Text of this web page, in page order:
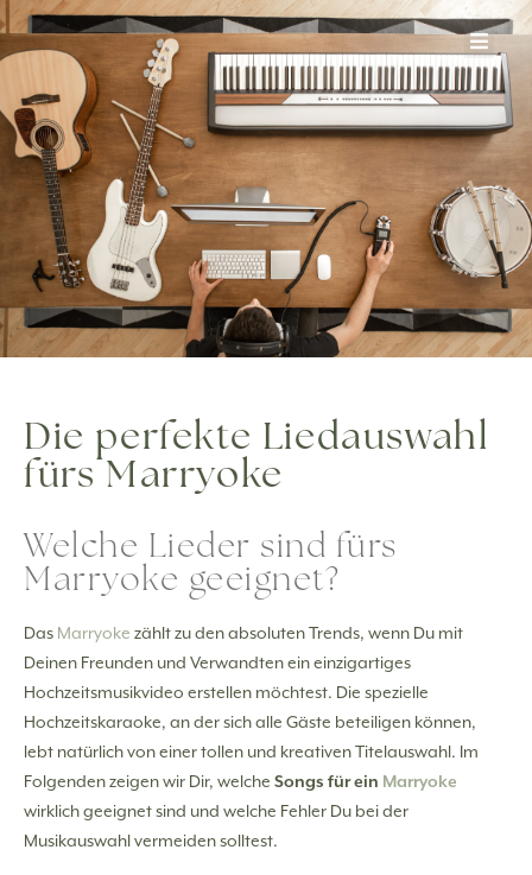
Inhalt
springen
Die perfekte Liedauswahl
fürs Marryoke
Welche Lieder sind fürs
Marryoke geeignet?
Das Marryoke zählt zu den absoluten Trends, wenn Du mit
Deinen Freunden und Verwandten ein einzigartiges
Hochzeitsmusikvideo erstellen möchtest. Die spezielle
Hochzeitskaraoke, an der sich alle Gäste beteiligen können,
lebt natürlich von einer tollen und kreativen Titelauswahl. Im
Folgenden zeigen wir Dir, welche Songs für ein Marryoke
wirklich geeignet sind und welche Fehler Du bei der
Musikauswahl vermeiden solltest.